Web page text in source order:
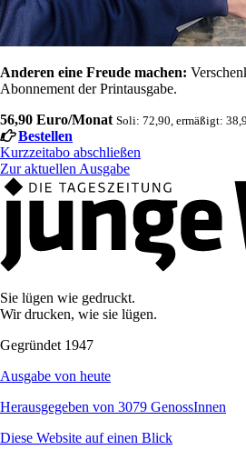
Anderen eine Freude machen:
Abonnement der Printausgabe.
56,90 Euro/Monat Soli: 72,90, ermäßigt:
Bestellen
Kurzzeitabo abschließen
Zur aktuellen Ausgabe
Sie lügen wie gedruckt.
Wir drucken, wie sie lügen.
Gegründet 1947
Ausgabe von heute
Herausgegeben von 3079 GenossInnen
Diese Website auf einen Blick